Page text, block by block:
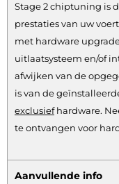
Stage 2 chiptuning is
prestaties van uw
met hardware
uitlaatsysteem en/of
afwijken van de
is van de
exclusiefhardware.
te ontvangen voor
Aanvullende info